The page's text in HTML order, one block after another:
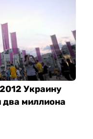
Украину
два миллиона